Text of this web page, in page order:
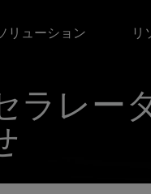
リューション リ
ラレー